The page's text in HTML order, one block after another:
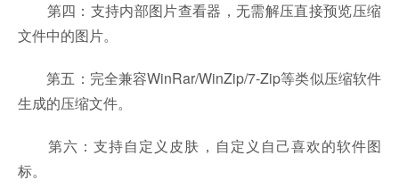
第四：支持内部图片查看器，无需解压直接预览压缩
文件中的图片。
第五：完全兼容WinRar/WinZip/7-Zip等类似压缩软件
生成的压缩文件。
第六：支持自定义皮肤，自定义自己喜欢的软件图
标。